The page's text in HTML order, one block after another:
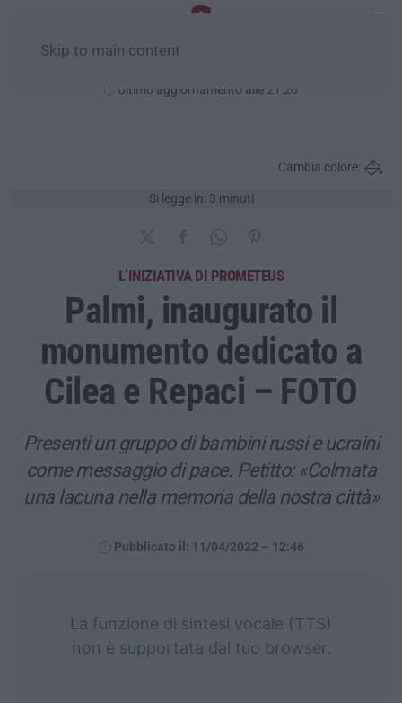
Skip to main content
Ultimo aggiornamento alle 21:20
Si legge in: 3 minuti
Cambia colore:
L’INIZIATIVA DI PROMETEUS
Palmi, inaugurato il
monumento dedicato a
Cilea e Repaci – FOTO
Presenti un gruppo di bambini russi e ucraini
come messaggio di pace. Petitto: «Colmata
una lacuna nella memoria della nostra città»
Pubblicato il: 11/04/2022 – 12:46
La funzione di sintesi vocale (TTS)
non è supportata dal tuo browser.